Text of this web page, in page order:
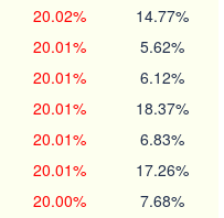
20.02% 14.77%
20.01% 5.62%
20.01% 6.12%
20.01% 18.37%
20.01% 6.83%
20.01% 17.26%
20.00% 7.68%